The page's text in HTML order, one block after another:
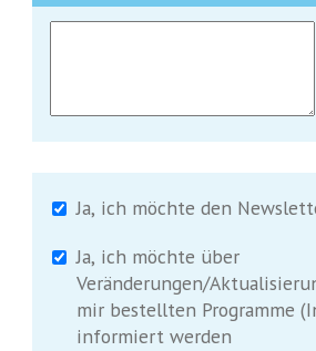
Ja, ich möchte den
Ja, ich möchte über
Veränderungen/
mir bestellten Programme
informiert werden